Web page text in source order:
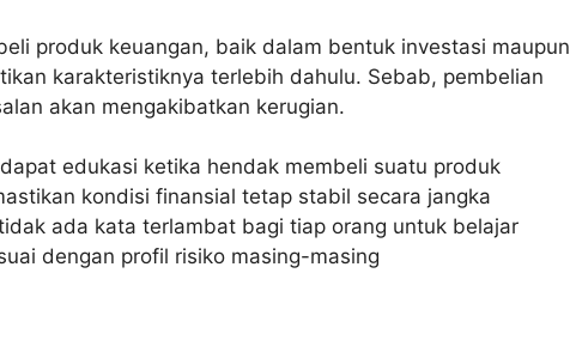
produk keuangan, baik dalam bentuk investasi maupun
karakteristiknya terlebih dahulu. Sebab, pembelian
akan mengakibatkan kerugian.
edukasi ketika hendak membeli suatu produk
kondisi finansial tetap stabil secara jangka
ada kata terlambat bagi tiap orang untuk belajar
dengan profil risiko masing-masing